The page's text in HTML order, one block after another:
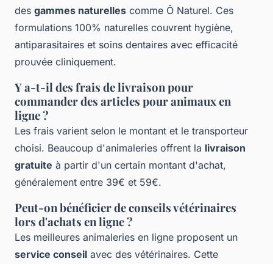
des gammes naturelles comme Ô Naturel. Ces
formulations 100% naturelles couvrent hygiène,
antiparasitaires et soins dentaires avec efficacité
prouvée cliniquement.
Y a-t-il des frais de livraison pour
commander des articles pour animaux en
ligne ?
Les frais varient selon le montant et le transporteur
choisi. Beaucoup d'animaleries offrent la livraison
gratuite à partir d'un certain montant d'achat,
généralement entre 39€ et 59€.
Peut-on bénéficier de conseils vétérinaires
lors d'achats en ligne ?
Les meilleures animaleries en ligne proposent un
service conseil avec des vétérinaires. Cette